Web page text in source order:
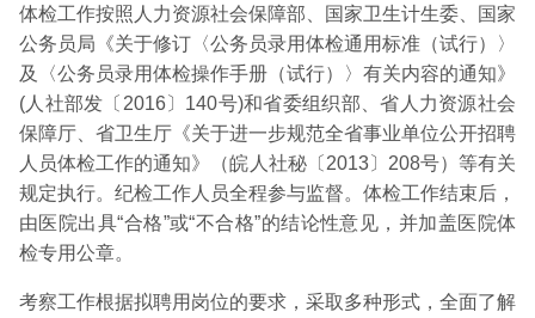
体检工作按照人力资源社会保障部、国家卫生计生委、国家
公务员局《关于修订〈公务员录用体检通用标准（试行）〉
及〈公务员录用体检操作手册（试行）〉有关内容的通知》
(人社部发〔2016〕140号)和省委组织部、省人力资源社会
保障厅、省卫生厅《关于进一步规范全省事业单位公开招聘
人员体检工作的通知》（皖人社秘〔2013〕208号）等有关
规定执行。纪检工作人员全程参与监督。体检工作结束后，
由医院出具“合格”或“不合格”的结论性意见，并加盖医院体
检专用公章。
考察工作根据拟聘用岗位的要求，采取多种形式，全面了解